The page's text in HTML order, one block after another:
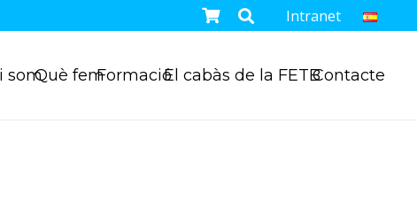
Intranet
somQuè femFormacióEl cabàs de la FETBContacte